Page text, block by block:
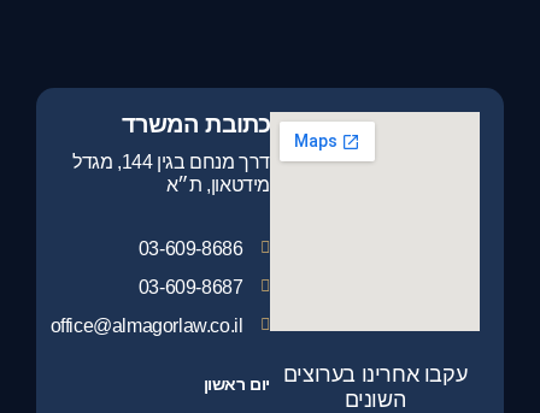
עקבו אחרינו בערוצים
השונים
כתובת המשרד
דרך מנחם בגין 144, מגדל
מידטאון, ת״א
03-609-8686
03-609-8687
office@almagorlaw.co.il
יום ראשון